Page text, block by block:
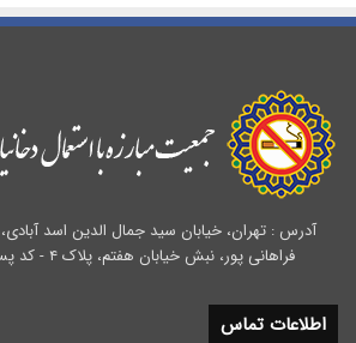
آدرس : تهران، خیابان سید جمال الدین اسد آبادی،
فراهانی پور، نبش خیابان هفتم، پلاک ۴ - کد پستی : 1433634363
اطلاعات تماس